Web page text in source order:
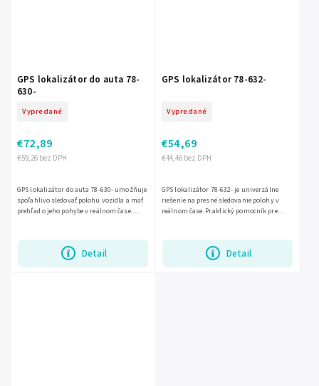
GPS lokalizátor do auta 78-
630-
Vypredané
€59,26 bez DPH
€72,89
Detail
GPS lokalizátor do auta 78-630- umožňuje
spoľahlivo sledovať polohu vozidla a mať
prehľad o jeho pohybe v reálnom čase.
GPS lokalizátor 78-632-
Vypredané
€44,46 bez DPH
€54,69
Detail
GPS lokalizátor 78-632- je univerzálne
riešenie na presné sledovanie polohy v
reálnom čase. Praktický pomocník pre